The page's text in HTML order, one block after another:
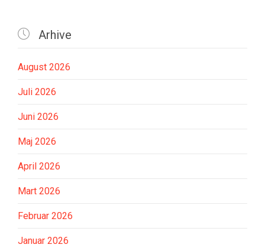
 Arhive
August 2026
Juli 2026
Juni 2026
Maj 2026
April 2026
Mart 2026
Februar 2026
Januar 2026